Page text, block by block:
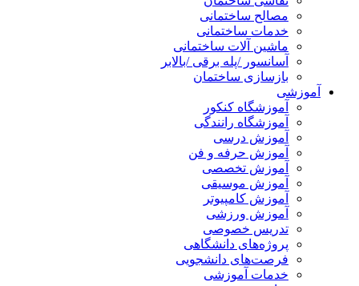
مصالح ساختمانی
خدمات ساختمانی
ماشین آلات ساختمانی
آسانسور /پله برقی /بالابر
بازسازی ساختمان
آموزشی
آموزشگاه کنکور
آموزشگاه رانندگی
آموزش درسی
آموزش حرفه و فن
آموزش تخصصی
آموزش موسیقی
آموزش کامپیوتر
آموزش ورزشی
تدریس خصوصی
پروژه‌های دانشگاهی
فرصت‌های دانشجویی
خدمات آموزشی